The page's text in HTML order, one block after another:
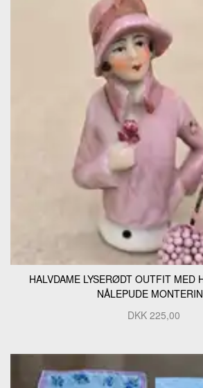
HALVDAME LYSERØDT OUTFIT MED
NÅLEPUDE
DKK 225,00